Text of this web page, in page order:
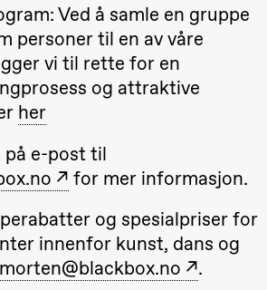
Ved å samle en gruppe
personer til en av våre
vi til rette for en
og attraktive
her
e-post til
for mer informasjon.
og spesialpriser for
innenfor kunst, dans og
morten@blackbox.no
.